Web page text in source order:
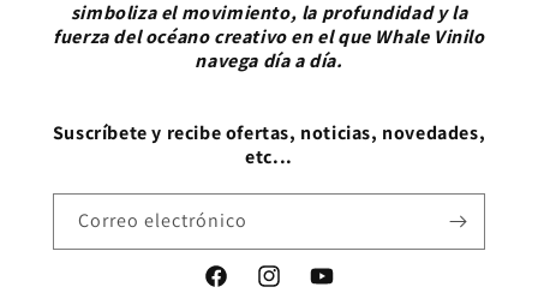
simboliza el movimiento, la profundidad y la
fuerza del océano creativo en el que Whale Vinilo
navega día a día.
Suscríbete y recibe ofertas, noticias, novedades,
etc...
Correo electrónico
FacebookInstagramYouTube